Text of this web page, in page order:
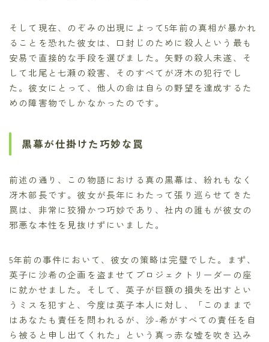
そして現在、のぞみの出現によって5年前の真相が暴かれ
ることを恐れた彼女は、口封じのために殺人という最も
安易で直接的な手段を選びました。矢野の殺人未遂、そ
して北尾と七瀬の殺害、そのすべてが冴木の犯行でし
た。彼女にとって、他人の命は自らの野望を達成するた
めの障害物でしかなかったのです。
黒幕が仕掛けた巧妙な罠
前述の通り、この物語における真の黒幕は、紛れもなく
冴木部長です。彼女が長年にわたって張り巡らせてきた
罠は、非常に狡猾かつ巧妙であり、社内の誰もが彼女の
邪悪な本性を見抜けずにいました。
5年前の事件において、彼女の策略は完璧でした。まず、
英子に沙希の企画を盗ませてプロジェクトリーダーの座
に就かせました。そして、英子が巨額の損失を出すとい
うミスを犯すと、今度は英子本人に対し、「このままで
はあなたも責任を問われるが、沙-希がすべての責任を自
ら被ると申し出てくれた」という真っ赤な嘘を吹き込み